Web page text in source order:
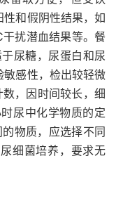
和假阴性结果，如
扰潜血结果等。餐
尿糖，尿蛋白和尿
敏感性，检出较轻微
，因时间较长，细
尿中化学物质的定
物质，应选择不同
细菌培养，要求无